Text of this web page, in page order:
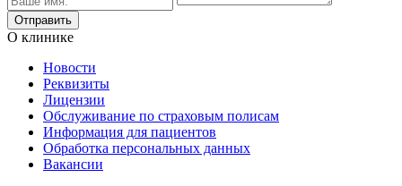
О клинике
Новости
Реквизиты
Лицензии
Обслуживание по страховым полисам
Информация для пациентов
Обработка персональных данных
Вакансии